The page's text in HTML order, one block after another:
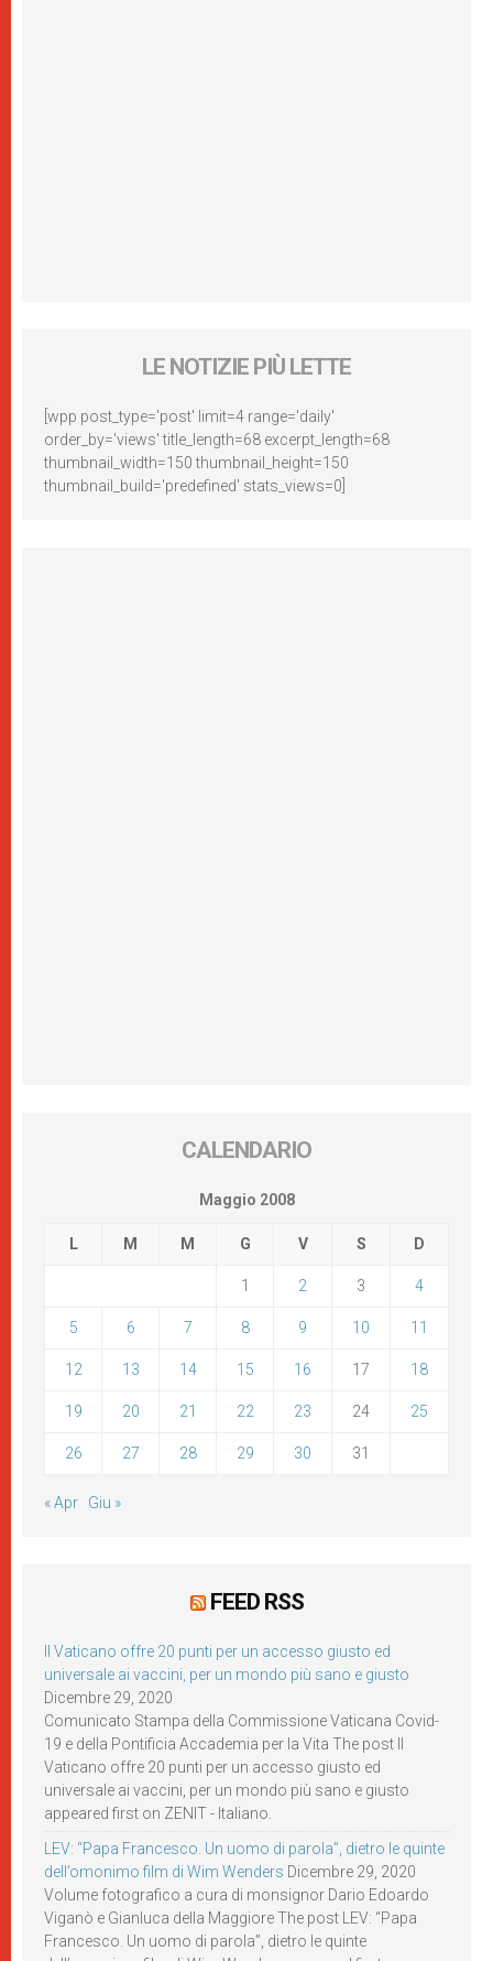
LE NOTIZIE PIÙ LETTE
[wpp post_type='post' limit=4 range='daily'
order_by='views' title_length=68 excerpt_length=68
thumbnail_width=150 thumbnail_height=150
thumbnail_build='predefined' stats_views=0]
CALENDARIO
Maggio 2008
L M M G V S D
1 2 3 4
5 6 7 8 9 10 11
12 13 14 15 16 17 18
19 20 21 22 23 24 25
26 27 28 29 30 31
« Apr Giu »
FEED RSS
Il Vaticano offre 20 punti per un accesso giusto ed
universale ai vaccini, per un mondo più sano e giusto
Dicembre 29, 2020
Comunicato Stampa della Commissione Vaticana Covid-
19 e della Pontificia Accademia per la Vita The post Il
Vaticano offre 20 punti per un accesso giusto ed
universale ai vaccini, per un mondo più sano e giusto
appeared first on ZENIT - Italiano.
LEV: “Papa Francesco. Un uomo di parola”, dietro le quinte
dell’omonimo film di Wim Wenders Dicembre 29, 2020
Volume fotografico a cura di monsignor Dario Edoardo
Viganò e Gianluca della Maggiore The post LEV: “Papa
Francesco. Un uomo di parola”, dietro le quinte